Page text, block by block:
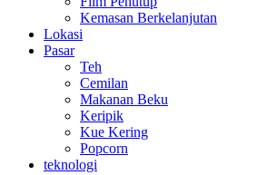
Kemasan Berkelanjutan
Lokasi
Pasar
Teh
Cemilan
Makanan Beku
Keripik
Kue Kering
Popcorn
teknologi